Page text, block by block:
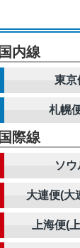
国内線
東京
札幌
国際線
ソ
大連便(大
上海便(